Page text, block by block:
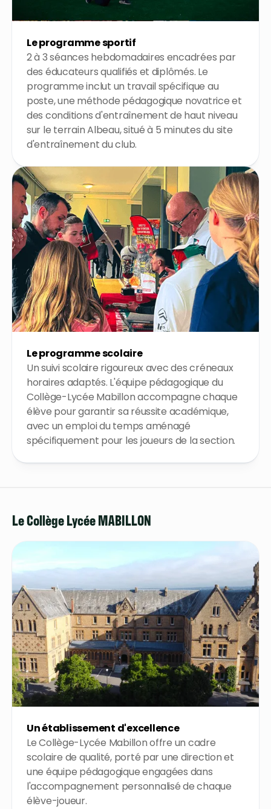
Le programme sportif
2 à 3 séances hebdomadaires encadrées par
des éducateurs qualifiés et diplômés. Le
programme inclut un travail spécifique au
poste, une méthode pédagogique novatrice et
des conditions d'entraînement de haut niveau
sur le terrain Albeau, situé à 5 minutes du site
d'entraînement du club.
Le programme scolaire
Un suivi scolaire rigoureux avec des créneaux
horaires adaptés. L'équipe pédagogique du
Collège-Lycée Mabillon accompagne chaque
élève pour garantir sa réussite académique,
avec un emploi du temps aménagé
spécifiquement pour les joueurs de la section.
Le Collège Lycée MABILLON
Un établissement d'excellence
Le Collège-Lycée Mabillon offre un cadre
scolaire de qualité, porté par une direction et
une équipe pédagogique engagées dans
l'accompagnement personnalisé de chaque
élève-joueur.